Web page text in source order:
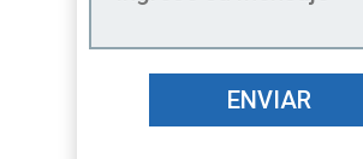
ENVIAR